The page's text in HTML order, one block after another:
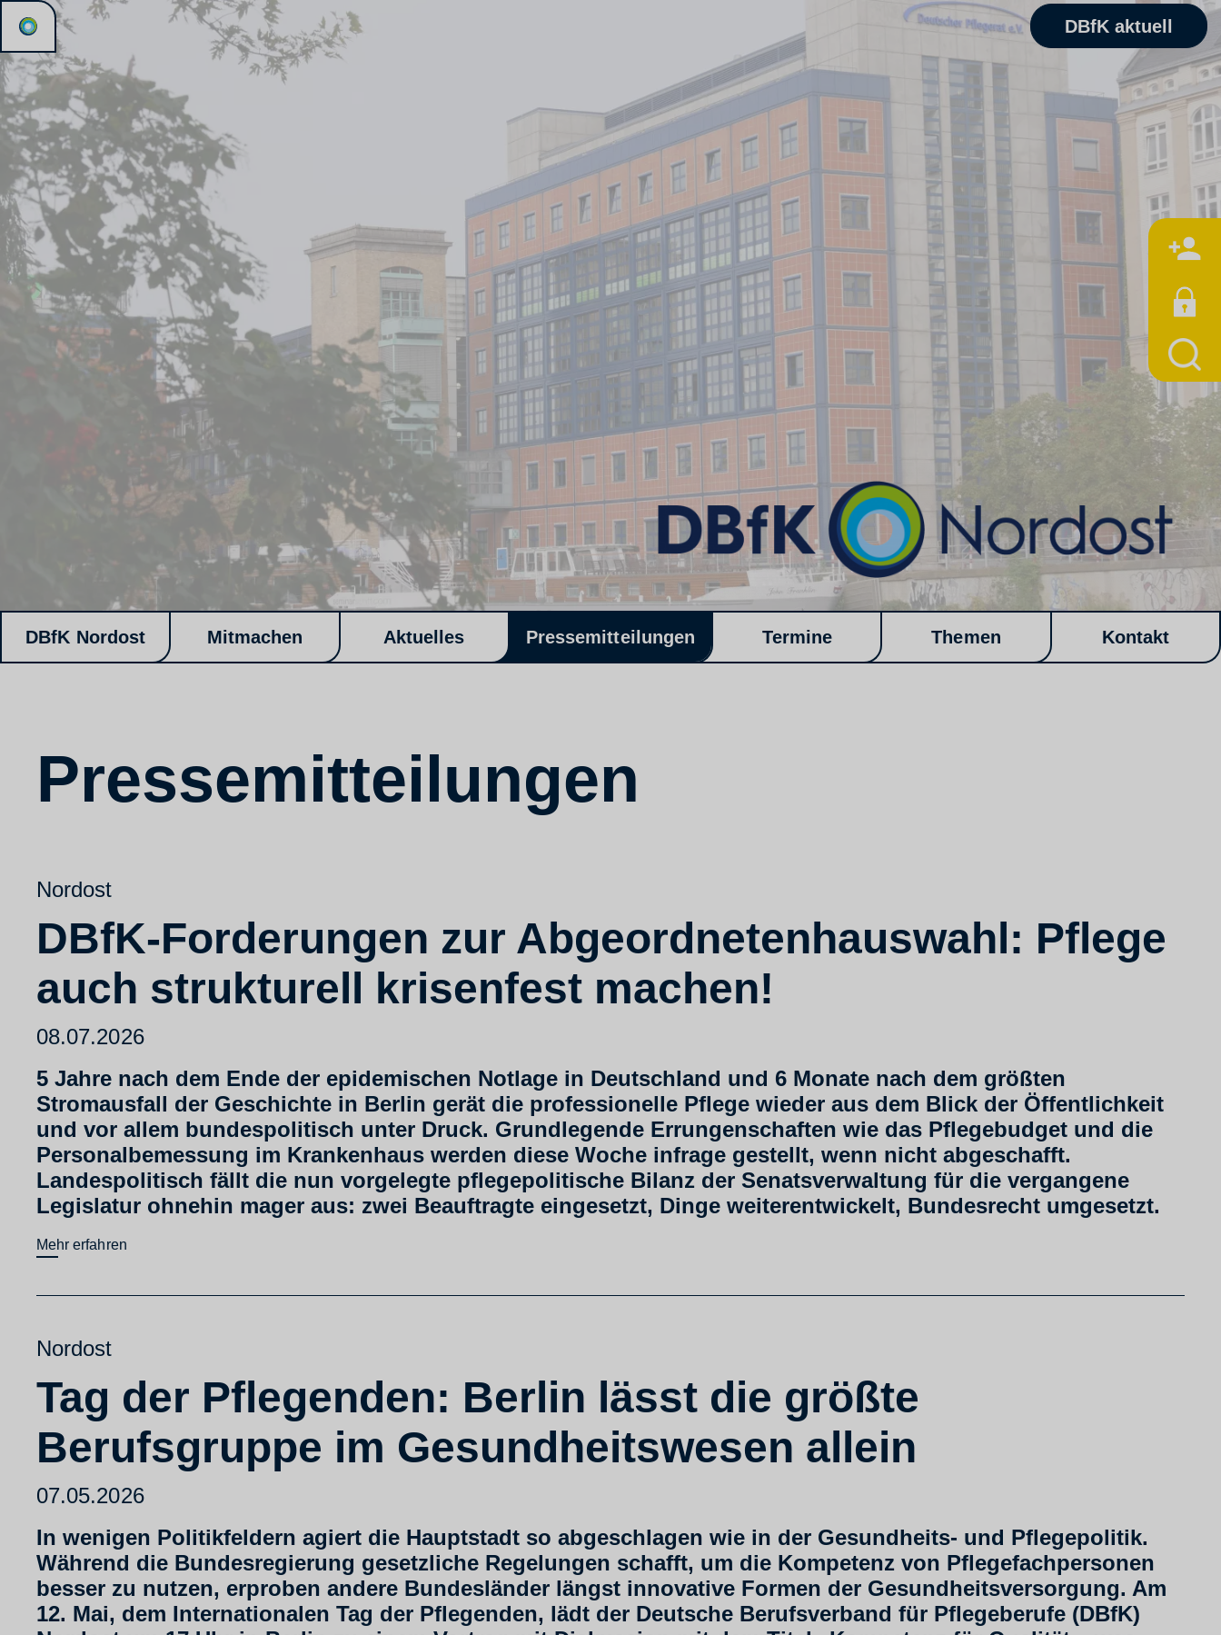
DBfK aktuell
DBfK Nordost Mitmachen Aktuelles Pressemitteilungen Termine Themen Kontakt
Pressemitteilungen
Nordost
DBfK-Forderungen zur Abgeordnetenhauswahl: Pflege
auch strukturell krisenfest machen!
08.07.2026
5 Jahre nach dem Ende der epidemischen Notlage in Deutschland und 6 Monate nach dem größten
Stromausfall der Geschichte in Berlin gerät die professionelle Pflege wieder aus dem Blick der Öffentlichkeit
und vor allem bundespolitisch unter Druck. Grundlegende Errungenschaften wie das Pflegebudget und die
Personalbemessung im Krankenhaus werden diese Woche infrage gestellt, wenn nicht abgeschafft.
Landespolitisch fällt die nun vorgelegte pflegepolitische Bilanz der Senatsverwaltung für die vergangene
Legislatur ohnehin mager aus: zwei Beauftragte eingesetzt, Dinge weiterentwickelt, Bundesrecht umgesetzt.
Mehr erfahren
Nordost
Tag der Pflegenden: Berlin lässt die größte
Berufsgruppe im Gesundheitswesen allein
07.05.2026
In wenigen Politikfeldern agiert die Hauptstadt so abgeschlagen wie in der Gesundheits- und Pflegepolitik.
Während die Bundesregierung gesetzliche Regelungen schafft, um die Kompetenz von Pflegefachpersonen
besser zu nutzen, erproben andere Bundesländer längst innovative Formen der Gesundheitsversorgung. Am
12. Mai, dem Internationalen Tag der Pflegenden, lädt der Deutsche Berufsverband für Pflegeberufe (DBfK)